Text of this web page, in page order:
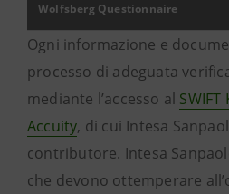
Wolfsberg Questionnaire
Ogni informazione e
processo di adeguata
mediante l’accesso al SWIFT
Accuity, di cui Intesa
contributore. Intesa
che devono ottemperare